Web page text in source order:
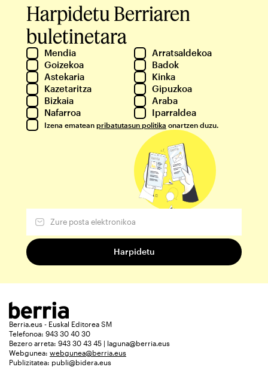
Harpidetu Berriaren
buletinetara
Mendia
Arratsaldekoa
Goizekoa
Badok
Astekaria
Kinka
Kazetaritza
Gipuzkoa
Bizkaia
Araba
Nafarroa
Iparraldea
Izena ematean pribatutasun politika onartzen duzu.
Berria.eus - Euskal Editorea SM
Telefonoa: 943 30 40 30
Bezero arreta: 943 30 43 45 | laguna@berria.eus
Webgunea: webgunea@berria.eus
Publizitatea: publi@bidera.eus